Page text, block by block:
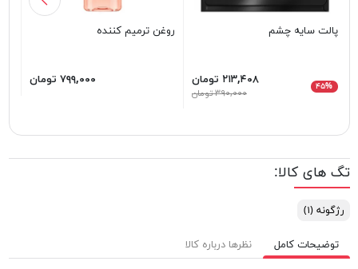
پالت سایه چشم
۴۵% ۲۱۳,۴۰۸ تومان
۳۹۰,۰۰۰ تومان
روغن ترمیم کننده
۷۹۹,۰۰۰ تومان
تگ های کالا:
رژگونه(۱)
توضیحات کامل نظرها درباره کالا